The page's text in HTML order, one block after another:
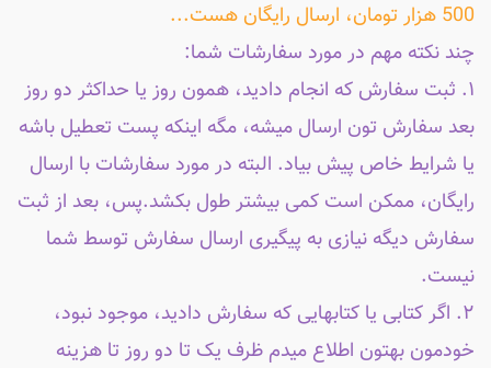
500 هزار تومان، ارسال رایگان هست...
چند نکته مهم در مورد سفارشات شما:
۱. ثبت سفارش که انجام دادید، همون روز یا حداکثر دو روز
بعد سفارش تون ارسال میشه، مگه اینکه پست تعطیل باشه
یا شرایط خاص پیش بیاد. البته در مورد سفارشات با ارسال
رایگان، ممکن است کمی بیشتر طول بکشد.پس، بعد از ثبت
سفارش دیگه نیازی به پیگیری ارسال سفارش توسط شما
نیست.
۲. اگر کتابی یا کتابهایی که سفارش دادید، موجود نبود،
خودمون بهتون اطلاع میدم ظرف یک تا دو روز تا هزینه